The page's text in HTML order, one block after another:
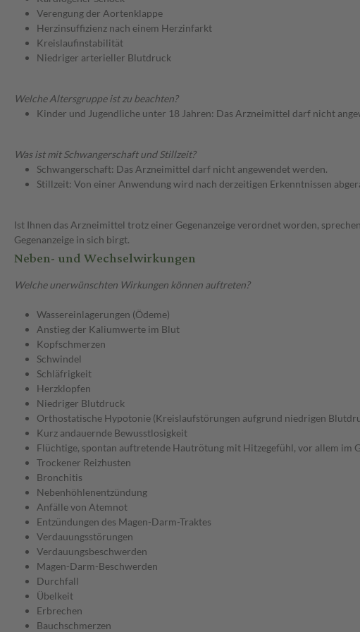
Verengung der Aortenklappe
Herzinsuffizienz nach einem Herzinfarkt
Kreislaufinstabilität
Niedriger arterieller Blutdruck
Welche Altersgruppe ist zu beachten?
Kinder und Jugendliche unter 18 Jahren: Das Arzneimittel darf nicht
Was ist mit Schwangerschaft und Stillzeit?
Schwangerschaft: Das Arzneimittel darf nicht angewendet werden.
Stillzeit: Von einer Anwendung wird nach derzeitigen Erkenntnissen
Ist Ihnen das Arzneimittel trotz einer Gegenanzeige verordnet worden,
Gegenanzeige in sich birgt.
Neben- und Wechselwirkungen
Welche unerwünschten Wirkungen können auftreten?
Wassereinlagerungen (Ödeme)
Anstieg der Kaliumwerte im Blut
Kopfschmerzen
Schwindel
Schläfrigkeit
Herzklopfen
Niedriger Blutdruck
Orthostatische Hypotonie (Kreislaufstörungen aufgrund niedrigen
Kurz andauernde Bewusstlosigkeit
Flüchtige, spontan auftretende Hautrötung mit Hitzegefühl, vor allem im
Trockener Reizhusten
Bronchitis
Nebenhöhlenentzündung
Anfälle von Atemnot
Entzündungen des Magen-Darm-Traktes
Verdauungsstörungen
Verdauungsbeschwerden
Magen-Darm-Beschwerden
Durchfall
Übelkeit
Erbrechen
Bauchschmerzen